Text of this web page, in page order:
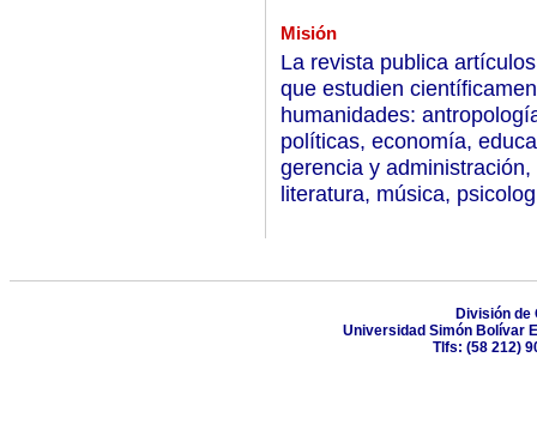
Misión
La revista publica
que estudien
humanidades:
políticas, economía,
gerencia y
literatura, música,
División de
Universidad Simón Bolívar
Tlfs: (58 212)